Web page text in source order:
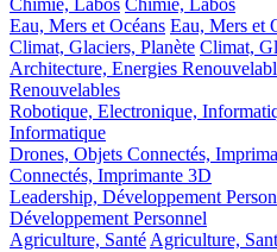
Chimie, Labos Chimie, Labos
Eau, Mers et Océans Eau, Mers et
Climat, Glaciers, Planète Climat,
Architecture, Energies
Renouvelables
Robotique, Electronique,
Informatique
Drones, Objets Connectés,
Connectés, Imprimante 3D
Leadership, Développement
Développement Personnel
Agriculture, SantéAgriculture,